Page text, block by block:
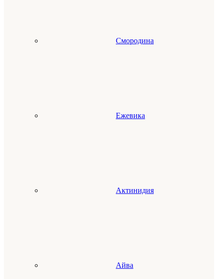
Смородина
Ежевика
Актинидия
Айва